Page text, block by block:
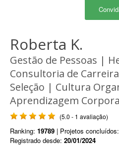
Roberta K.
Gestão de Pessoas |
Consultoria de
Seleção | Cultura
Aprendizagem
(5.0 - 1 avaliação)
Ranking: 19789 | Projetos concluídos:
Registrado desde: 20/01/2024